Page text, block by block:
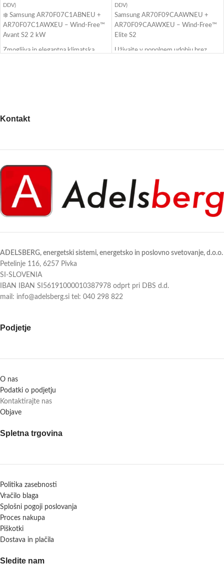
DDV)
❄️ Samsung AR70F07C1ABNEU +
AR70F07C1AWXEU – Wind-Free™
Avant S2 2 kW
Zmogljiva in elegantna klimatska
✅ Tiho delovanje že od 16 dB
Pametna, varčna in sodobna rešitev
za udobno klimo skozi vse leto.
Udobje, ki ga občutiš.
DDV)
Samsung AR70F09CAAWNEU +
AR70F09CAAWXEU – Wind-Free™
Elite S2
Uživajte v popolnem udobju brez
Pametna, varčna in elegantna rešitev
za prostore do 25 m².
Izberite udobje brez kompromisov.
Kontakt
ADELSBERG, energetski sistemi, energetsko in poslovno svetovanje, d.o.o.
Petelinje 116, 6257 Pivka
SI-SLOVENIA
IBAN IBAN SI56191000010387978 odprt pri DBS d.d.
mail: info@adelsberg.si tel: 040 298 822
Podjetje
O nas
Podatki o podjetju
Kontaktirajte nas
Objave
Spletna trgovina
Politika zasebnosti
Vračilo blaga
Splošni pogoji poslovanja
Proces nakupa
Piškotki
Dostava in plačila
Sledite nam